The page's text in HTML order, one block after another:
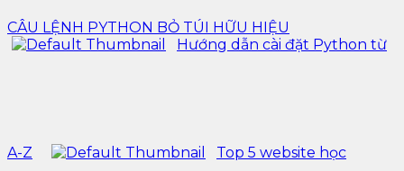
CÂU LỆNH PYTHON BỎ TÚI HỮU HIỆU
Hướng dẫn cài đặt Python từ
A-Z Top 5 website học